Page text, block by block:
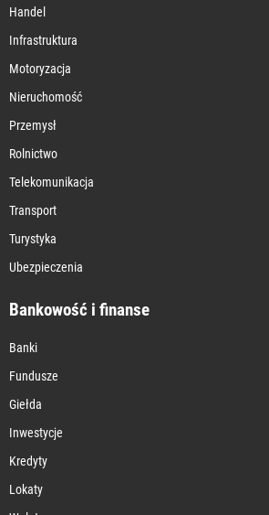
Handel
Infrastruktura
Motoryzacja
Nieruchomość
Przemysł
Rolnictwo
Telekomunikacja
Transport
Turystyka
Ubezpieczenia
Bankowość i finanse
Banki
Fundusze
Giełda
Inwestycje
Kredyty
Lokaty